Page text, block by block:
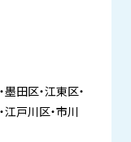
田区・江東区・
江戸川区・市川